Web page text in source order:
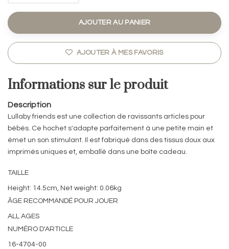
AJOUTER AU PANIER
AJOUTER À MES FAVORIS
Informations sur le produit
Description
Lullaby friends est une collection de ravissants articles pour
bébés. Ce hochet s'adapte parfaitement à une petite main et
émet un son stimulant. Il est fabriqué dans des tissus doux aux
imprimés uniques et, emballé dans une boîte cadeau.
TAILLE
Height: 14.5cm, Net weight: 0.06kg
ÂGE RECOMMANDÉ POUR JOUER
ALL AGES
NUMÉRO D'ARTICLE
16-4704-00